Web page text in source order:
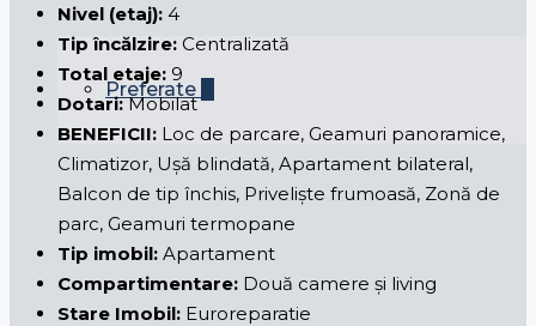
Preferate
Nivel (etaj): 4
Tip încălzire: Centralizată
Total etaje: 9
Dotari: Mobilat
BENEFICII: Loc de parcare, Geamuri panoramice,
Climatizor, Ușă blindată, Apartament bilateral,
Balcon de tip închis, Priveliște frumoasă, Zonă de
parc, Geamuri termopane
Tip imobil: Apartament
Compartimentare: Două camere și living
Stare Imobil: Euroreparatie